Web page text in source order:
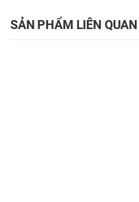
SẢN PHẨM LIÊN QUAN